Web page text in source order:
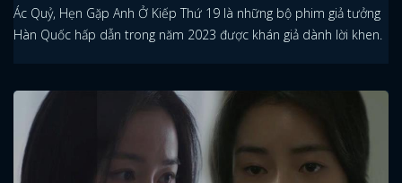
Ác Quỷ, Hẹn Gặp Anh Ở Kiếp Thứ 19 là những bộ phim giả tưởng
Hàn Quốc hấp dẫn trong năm 2023 được khán giả dành lời khen.